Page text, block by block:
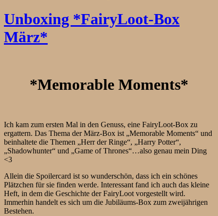
Unboxing *FairyLoot-Box
März*
*Memorable Moments*
Ich kam zum ersten Mal in den Genuss, eine FairyLoot-Box zu
ergattern. Das Thema der März-Box ist „Memorable Moments“ und
beinhaltete die Themen „Herr der Ringe“, „Harry Potter“,
„Shadowhunter“ und „Game of Thrones“…also genau mein Ding
<3
Allein die Spoilercard ist so wunderschön, dass ich ein schönes
Plätzchen für sie finden werde. Interessant fand ich auch das kleine
Heft, in dem die Geschichte der FairyLoot vorgestellt wird.
Immerhin handelt es sich um die Jubiläums-Box zum zweijährigen
Bestehen.